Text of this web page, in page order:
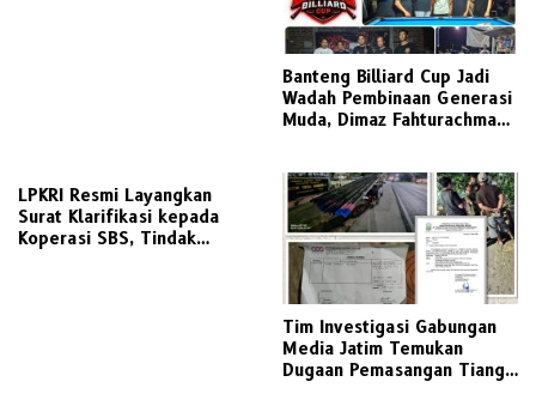
Banteng Billiard Cup Jadi
Wadah Pembinaan Generasi
Muda, Dimaz Fahturachman
LPKRI Resmi Layangkan
Surat Klarifikasi kepada
Koperasi SBS, Tindak
Tim Investigasi Gabungan
Media Jatim Temukan
Dugaan Pemasangan Tiang